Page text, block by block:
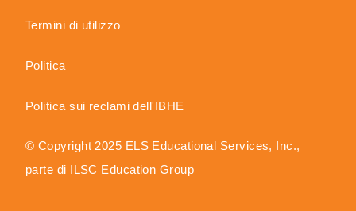
Termini di utilizzo
Politica
Politica sui reclami dell'IBHE
© Copyright 2025 ELS Educational Services, Inc.,
parte di ILSC Education Group